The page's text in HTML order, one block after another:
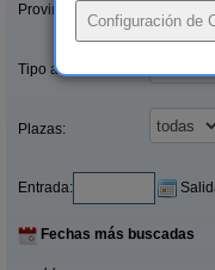
Provincias/Islas:
Tipo alquiler:
Plazas:
Entrada:
Fechas más buscadas